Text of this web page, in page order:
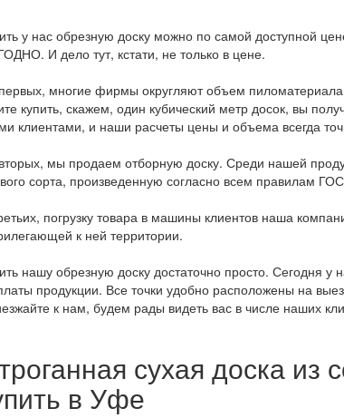
у нас обрезную доску можно по самой доступной
И дело тут, кстати, не только в цене.
многие фирмы округляют объем
купить, скажем, один кубический метр досок, вы
клиентами, и наши расчеты цены и объема всегда
мы продаем отборную доску. Среди нашей
сорта, произведенную согласно всем правилам
погрузку товара в машины клиентов наша
к ней территории.
нашу обрезную доску достаточно просто. Сегодня
продукции. Все точки удобно расположены на
к нам, будем рады видеть вас в числе наших
сухая доска
в Уфе